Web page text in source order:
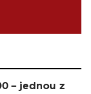
– jednou z